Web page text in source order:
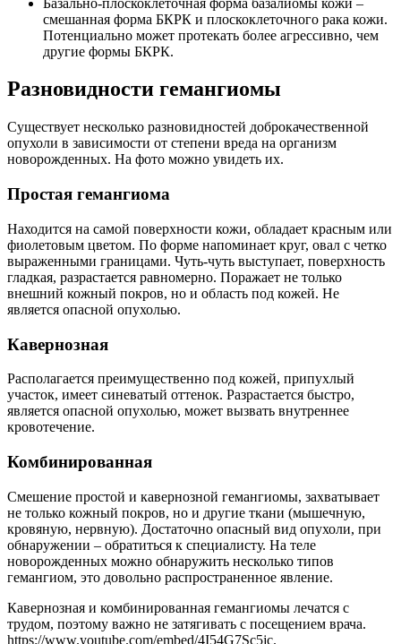
смешанная форма БКРК и плоскоклеточного рака кожи.
Потенциально может протекать более агрессивно, чем
другие формы БКРК.
Разновидности гемангиомы
Существует несколько разновидностей доброкачественной
опухоли в зависимости от степени вреда на организм
новорожденных. На фото можно увидеть их.
Простая гемангиома
Находится на самой поверхности кожи, обладает красным или
фиолетовым цветом. По форме напоминает круг, овал с четко
выраженными границами. Чуть-чуть выступает, поверхность
гладкая, разрастается равномерно. Поражает не только
внешний кожный покров, но и область под кожей. Не
является опасной опухолью.
Кавернозная
Располагается преимущественно под кожей, припухлый
участок, имеет синеватый оттенок. Разрастается быстро,
является опасной опухолью, может вызвать внутреннее
кровотечение.
Комбинированная
Смешение простой и кавернозной гемангиомы, захватывает
не только кожный покров, но и другие ткани (мышечную,
кровяную, нервную). Достаточно опасный вид опухоли, при
обнаружении – обратиться к специалисту. На теле
новорожденных можно обнаружить несколько типов
гемангиом, это довольно распространенное явление.
Кавернозная и комбинированная гемангиомы лечатся с
трудом, поэтому важно не затягивать с посещением врача.
https://www.youtube.com/embed/4I54G7Sc5jc.